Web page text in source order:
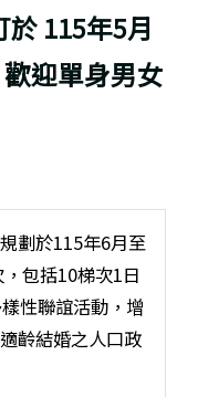
115年5月
迎單身男女
劃於115年6月至
包括10梯次1日
性聯誼活動，增
齡結婚之人口政